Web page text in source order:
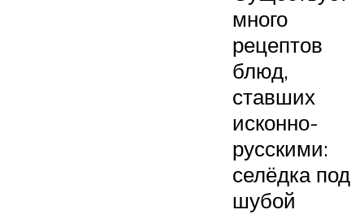
много
рецептов
блюд,
ставших
исконно-
русскими:
селёдка под
шубой